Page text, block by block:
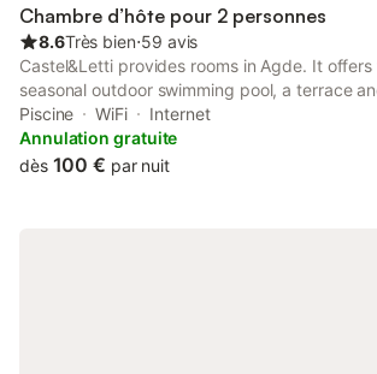
Chambre d’hôte pour 2 personnes
8.6Très bien⋅59 avis
Castel&Letti provides rooms in Agde. It offers
seasonal outdoor swimming pool, a terrace
the bed and breakfast, all units are equipped
Piscine WiFi
Internet
Annulation gratuite
dès 100 € par nuit